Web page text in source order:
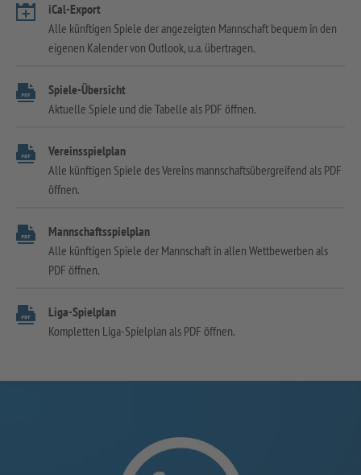
iCal-Export
Alle künftigen Spiele der angezeigten Mannschaft bequem in den
eigenen Kalender von Outlook, u.a. übertragen.
Spiele-Übersicht
Aktuelle Spiele und die Tabelle als PDF öffnen.
Vereinsspielplan
Alle künftigen Spiele des Vereins mannschaftsübergreifend als PDF
öffnen.
Mannschaftsspielplan
Alle künftigen Spiele der Mannschaft in allen Wettbewerben als
PDF öffnen.
Liga-Spielplan
Kompletten Liga-Spielplan als PDF öffnen.